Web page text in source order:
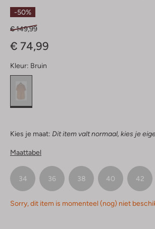
-50%
€ 149,99
€ 74,99
Kleur: Bruin
Kies je maat: Dit item valt normaal, kies je
Maattabel
34 36 38 40 42
Sorry, dit item is momenteel (nog) niet